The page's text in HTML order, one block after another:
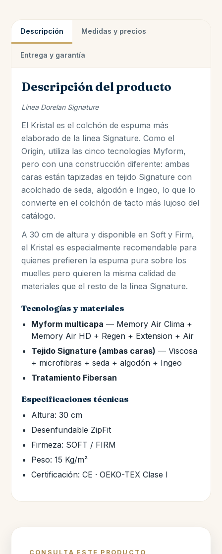
Descripción Medidas y precios
Entrega y garantía
Descripción del producto
Línea Dorelan Signature
El Kristal es el colchón de espuma más
elaborado de la línea Signature. Como el
Origin, utiliza las cinco tecnologías Myform,
pero con una construcción diferente: ambas
caras están tapizadas en tejido Signature con
acolchado de seda, algodón e Ingeo, lo que lo
convierte en el colchón de tacto más lujoso del
catálogo.
A 30 cm de altura y disponible en Soft y Firm,
el Kristal es especialmente recomendable para
quienes prefieren la espuma pura sobre los
muelles pero quieren la misma calidad de
materiales que el resto de la línea Signature.
Tecnologías y materiales
Myform multicapa — Memory Air Clima +
Memory Air HD + Regen + Extension + Air
Tejido Signature (ambas caras) — Viscosa
+ microfibras + seda + algodón + Ingeo
Tratamiento Fibersan
Especificaciones técnicas
Altura: 30 cm
Desenfundable ZipFit
Firmeza: SOFT / FIRM
Peso: 15 Kg/m²
Certificación: CE · OEKO-TEX Clase I
CONSULTA ESTE PRODUCTO